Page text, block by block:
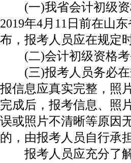
(一)我省会计初级资
2019年4月11日前在山
布，报考人员应在规定
(二)会计初级资格考
(三)报考人员务必在
报信息应真实完整，照
完成后，报考信息、照
误或照片不清晰等原因
的，由报考人员自行承
报考人员应充分了解